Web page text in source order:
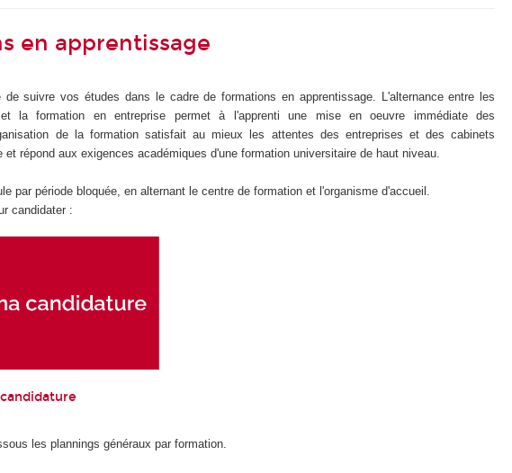
en apprentissage
de suivre vos études dans le cadre de formations en apprentissage. L'alternance entre les
la formation en entreprise permet à l'apprenti une mise en oeuvre immédiate des
de la formation satisfait au mieux les attentes des entreprises et des cabinets
et répond aux exigences académiques d'une formation universitaire de haut niveau.
par période bloquée, en alternant le centre de formation et l'organisme d'accueil.
candidater :
les plannings généraux par formation.